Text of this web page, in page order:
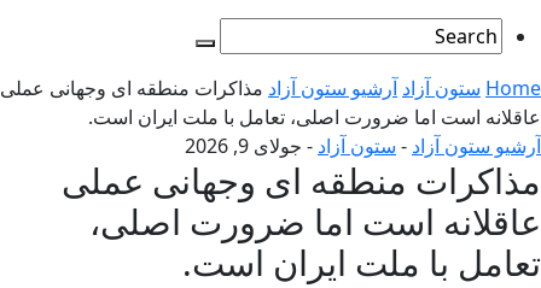
Home ستون آزاد آرشیو ستون آزاد مذاکرات منطقه ای وجهانی عملی
عاقلانه است اما ضرورت اصلی، تعامل با ملت ایران است.
آرشیو ستون آزاد - ستون آزاد - جولای 9, 2026
مذاکرات منطقه ای وجهانی عملی
عاقلانه است اما ضرورت اصلی،
تعامل با ملت ایران است.